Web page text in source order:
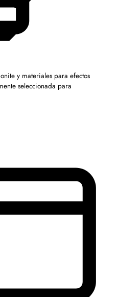
y materiales para efectos
seleccionada para